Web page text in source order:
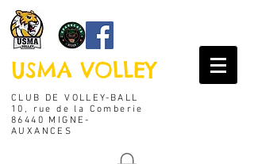
USMA VOLLEY
CLUB DE VOLLEY-BALL
10, rue de la Comberie
86440 MIGNE-
AUXANCES